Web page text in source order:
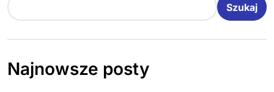
Szukaj
Najnowsze posty